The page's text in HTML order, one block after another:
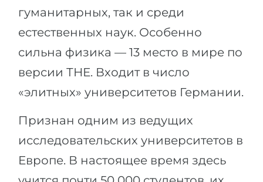
гуманитарных, так и среди
естественных наук. Особенно
сильна физика — 13 место в мире по
версии ТНЕ. Входит в число
«элитных» университетов Германии.
Признан одним из ведущих
исследовательских университетов в
Европе. В настоящее время здесь